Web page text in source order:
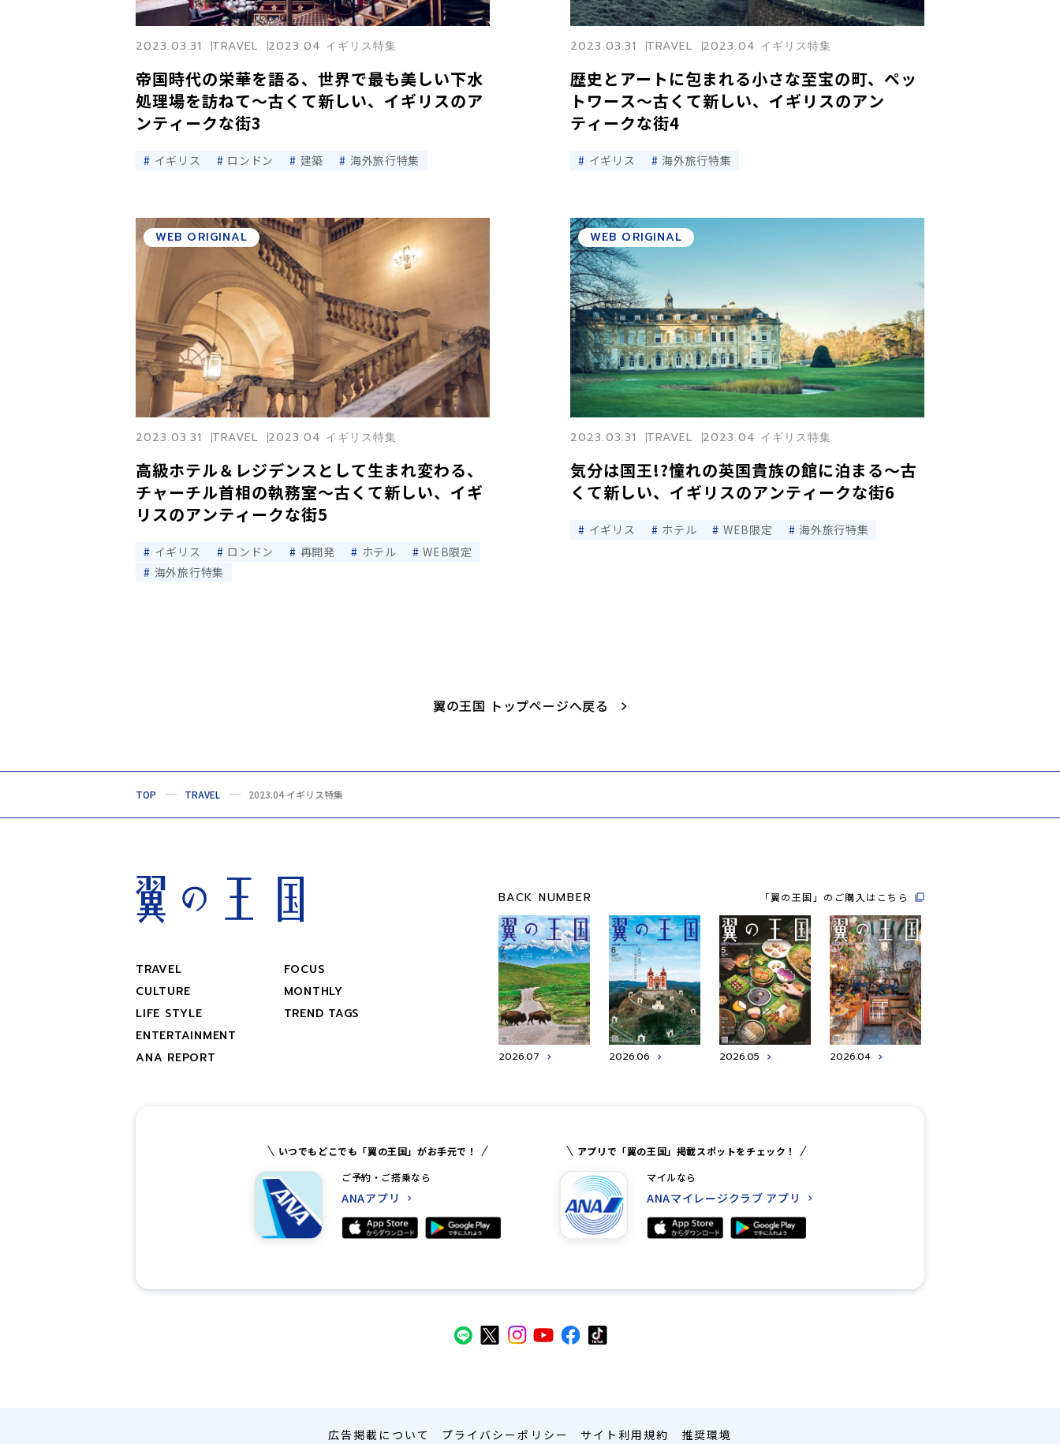
帝国時代の栄華を語る、世界で最も美しい下水
処理場を訪ねて〜古くて新しい、イギリスのア
ンティークな街3
2023.03.31 TRAVEL 2023.04 イギリス特集
イギリス ロンドン 建築 海外旅行特集
歴史とアートに包まれる小さな至宝の町、ペッ
トワース〜古くて新しい、イギリスのアン
ティークな街4
2023.03.31 TRAVEL 2023.04 イギリス特集
イギリス 海外旅行特集
高級ホテル＆レジデンスとして生まれ変わる、
チャーチル首相の執務室〜古くて新しい、イギ
リスのアンティークな街5
2023.03.31 TRAVEL 2023.04 イギリス特集
WEB ORIGINAL
イギリス ロンドン 再開発 ホテル
WEB限定
海外旅行特集
気分は国王!?憧れの英国貴族の館に泊まる〜古
くて新しい、イギリスのアンティークな街6
2023.03.31 TRAVEL 2023.04 イギリス特集
WEB ORIGINAL
イギリス ホテル WEB限定 海外旅行特集
翼の王国 トップページへ戻る
TOP TRAVEL 2023.04 イギリス特集
TRAVEL
CULTURE
LIFE STYLE
ENTERTAINMENT
ANA REPORT
FOCUS
MONTHLY
TREND TAGS
BACK NUMBER
2026.07 2026.06 2026.05 2026.04
「翼の王国」のご購入はこちら
いつでもどこでも「翼の王国」がお手元で！
ご予約・ご搭乗なら
ANAアプリ
アプリで「翼の王国」掲載スポットをチェック！
マイルなら
ANAマイレージクラブ アプリ
広告掲載について プライバシーポリシー サイト利用規約 推奨環境